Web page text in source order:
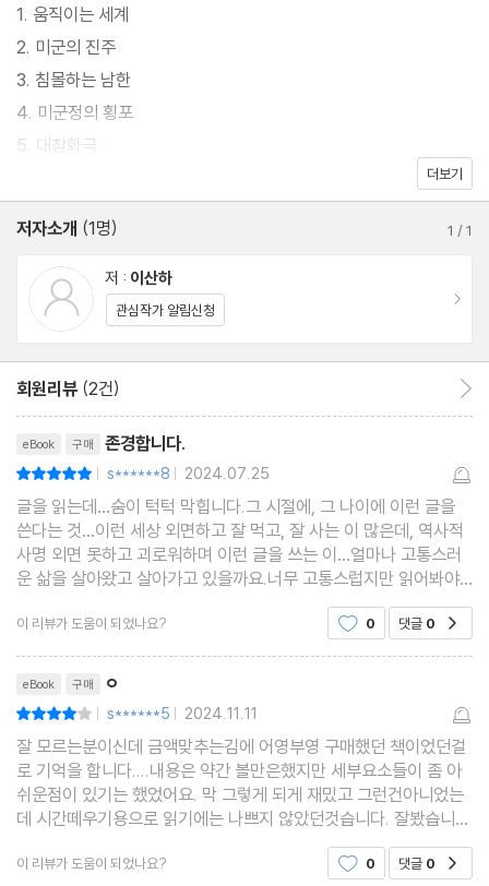
1. 움직이는 세계
2. 미군의 진주
3. 침몰하는 남한
4. 미군정의 횡포
5. 대참화극
1. 꽃샘추위
2. 6살 아이의 눈물
3. 총파업
5. 진군을 기다리는 아들
제3장 포문을 열다
1. 어둠을 찢은 한 발의 총성
2. 불이여, 불길이여
3. 낮에는 대한민국, 밤에는 인민공화국
4. 빨갱이 사냥
제4장 불타는 섬
2. 장밋빛 피의 거리
3. 죽음의 정글
4. 항쟁의 불꽃
5. 그리움
6. 비밀회담
7. 오라리 방화사건
더보기
저자소개 (1명) 1 /1
저 : 이산하
관심작가 알림신청
회원리뷰 (2건)
eBook 구매 존경합니다.
| s******8 | 2024.07.25
글을 읽는데…숨이 턱턱 막힙니다.그 시절에, 그 나이에 이런 글을
쓴다는 것…이런 세상 외면하고 잘 먹고, 잘 사는 이 많은데, 역사적
사명 외면 못하고 괴로워하며 이런 글을 쓰는 이…얼마나 고통스러
운 삶을 살아왔고 살아가고 있을까요.너무 고통스럽지만 읽어봐야
이 리뷰가 도움이 되었나요? 0 댓글 0
eBook 구매 ㅇ
| s******5 | 2024.11.11
잘 모르는분이신데 금액맞추는김에 어영부영 구매했던 책이었던걸
로 기억을 합니다....내용은 약간 볼만은했지만 세부요소들이 좀 아
쉬운점이 있기는 했었어요. 막 그렇게 되게 재밌고 그런건아니었는
데 시간떼우기용으로 읽기에는 나쁘지 않았던것습니다. 잘봤습니
이 리뷰가 도움이 되었나요? 0 댓글 0